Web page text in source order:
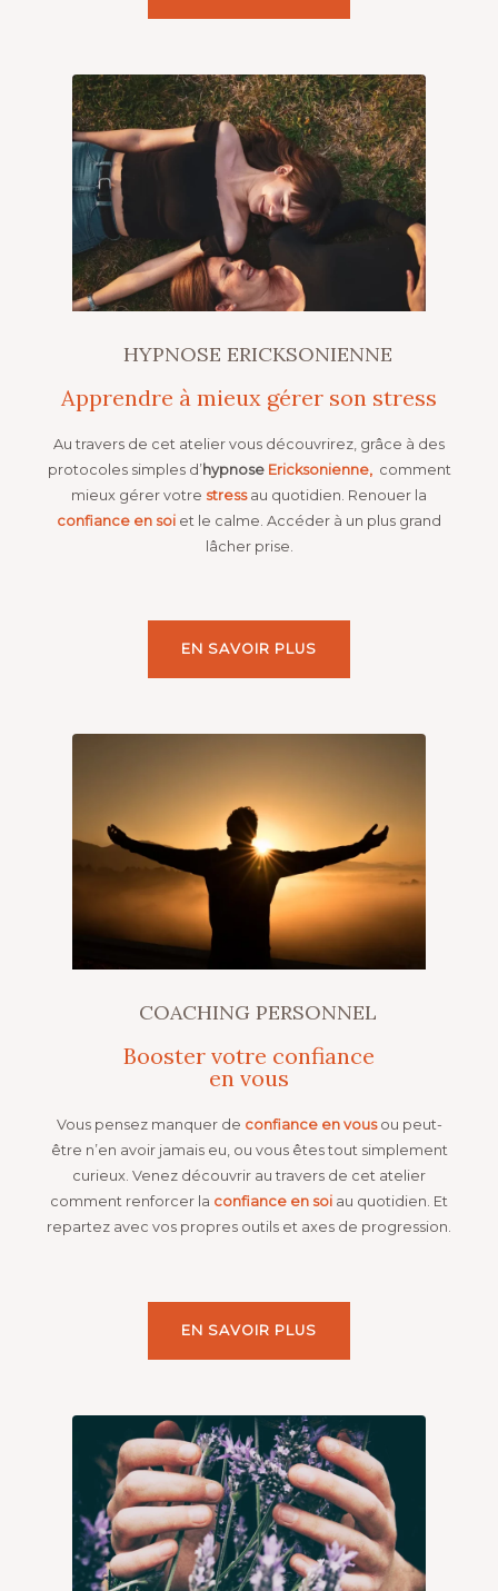
HYPNOSE ERICKSONIENNE
Apprendre à mieux gérer son stress
Au travers de cet atelier vous découvrirez, grâce à des
protocoles simples d’hypnose Ericksonienne,comment
mieux gérer votre stressau quotidien. Renouer la
confiance en soi et le calme. Accéder à un plus grand
lâcher prise.
EN SAVOIR PLUS
COACHING PERSONNEL
Booster votre confiance
en vous
Vous pensez manquer de confiance en vousou peut-
être n’en avoir jamais eu, ou vous êtes tout simplement
curieux. Venez découvrir au travers de cet atelier
comment renforcer la confiance en soi au quotidien. Et
repartez avec vos propres outils et axes de progression.
EN SAVOIR PLUS